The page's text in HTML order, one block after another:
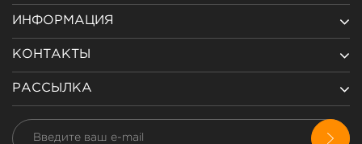
ИНФОРМАЦИЯ
КОНТАКТЫ
РАССЫЛКА